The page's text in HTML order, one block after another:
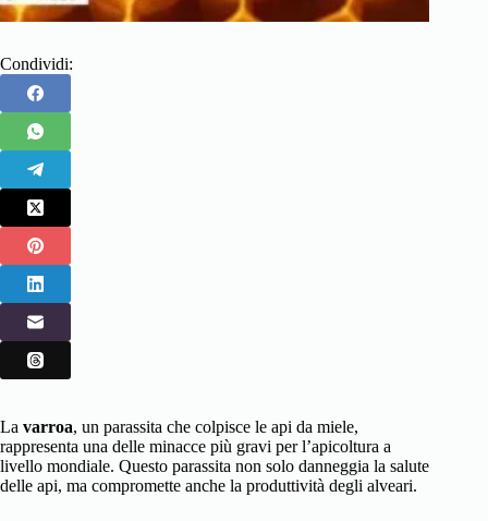
Condividi:
La varroa, un parassita che colpisce le api da miele,
rappresenta una delle minacce più gravi per l’apicoltura a
livello mondiale. Questo parassita non solo danneggia la salute
delle api, ma compromette anche la produttività degli alveari.